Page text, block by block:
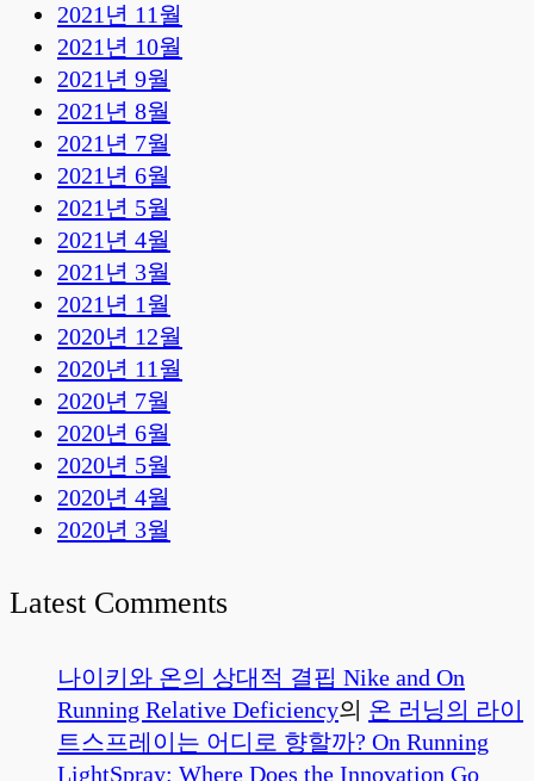
2021년 11월
2021년 10월
2021년 9월
2021년 8월
2021년 7월
2021년 6월
2021년 5월
2021년 4월
2021년 3월
2021년 1월
2020년 12월
2020년 11월
2020년 7월
2020년 6월
2020년 5월
2020년 4월
2020년 3월
Latest Comments
나이키와 온의 상대적 결핍 Nike and On
Running Relative Deficiency의 온 러닝의 라이
트스프레이는 어디로 향할까? On Running
LightSpray: Where Does the Innovation Go